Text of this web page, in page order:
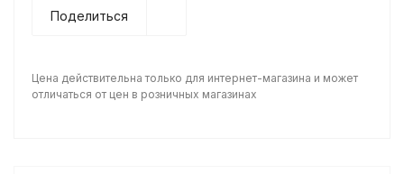
Поделиться
Цена действительна только для интернет-магазина и может
отличаться от цен в розничных магазинах